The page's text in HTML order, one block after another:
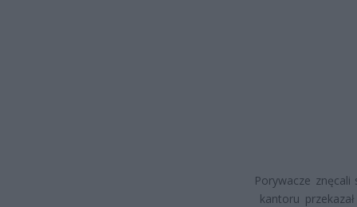
Porywacze
kantoru